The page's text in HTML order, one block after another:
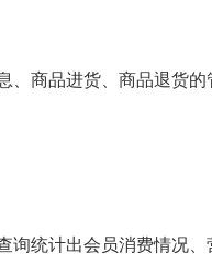
、商品进货、商品退货
询统计出会员消费情况